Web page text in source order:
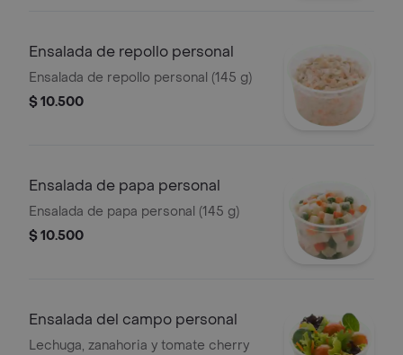
Ensalada de repollo personal
Ensalada de repollo personal (145 g)
$ 10.500
Ensalada de papa personal
Ensalada de papa personal (145 g)
$ 10.500
Ensalada del campo personal
Lechuga, zanahoria y tomate cherry